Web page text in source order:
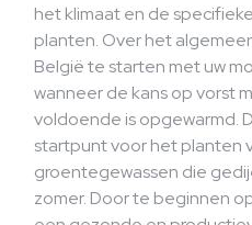
het klimaat en de
planten. Over het
België te starten met uw
wanneer de kans op vorst
voldoende is opgewarmd.
startpunt voor het planten
groentegewassen die
zomer. Door te beginnen